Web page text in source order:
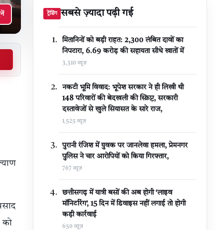
को
ट्रेंडिंग सबसे ज़्यादा पढ़ी गई
मितानिनों को बड़ी राहत: 2,300 लंबित दावों का
निपटारा, ₹6.69 करोड़ की सहायता सीधे खातों में
3,310 व्यूज़
नकटी भूमि विवाद: भूपेश सरकार ने ही लिखी थी
148 परिवारों की बेदखली की स्क्रिप्ट, सरकारी
दस्तावेजों से खुले सियासत के सारे राज,
1,525 व्यूज़
पुरानी रंजिश में युवक पर जानलेवा हमला, प्रेमनगर
पुलिस ने चार आरोपियों को किया गिरफ्तार,
767 व्यूज़
छत्तीसगढ़ में यात्री बसों की अब होगी ‘लाइव
मॉनिटरिंग’, 15 दिन में डिवाइस नहीं लगाई तो होगी
कड़ी कार्रवाई
650 व्यूज़